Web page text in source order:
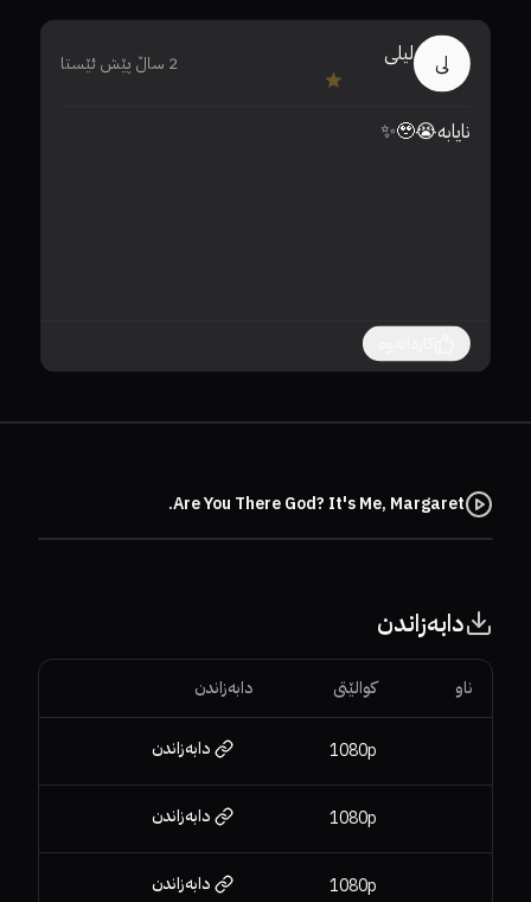
لی لیلی 2 ساڵ پێش ئێستا
نایابە😭🥹✨
Are You There God? It's Me, Margaret.
دابەزاندن
ناو کوالێتی دابەزاندن
1080p دابەزاندن
1080p دابەزاندن
1080p دابەزاندن